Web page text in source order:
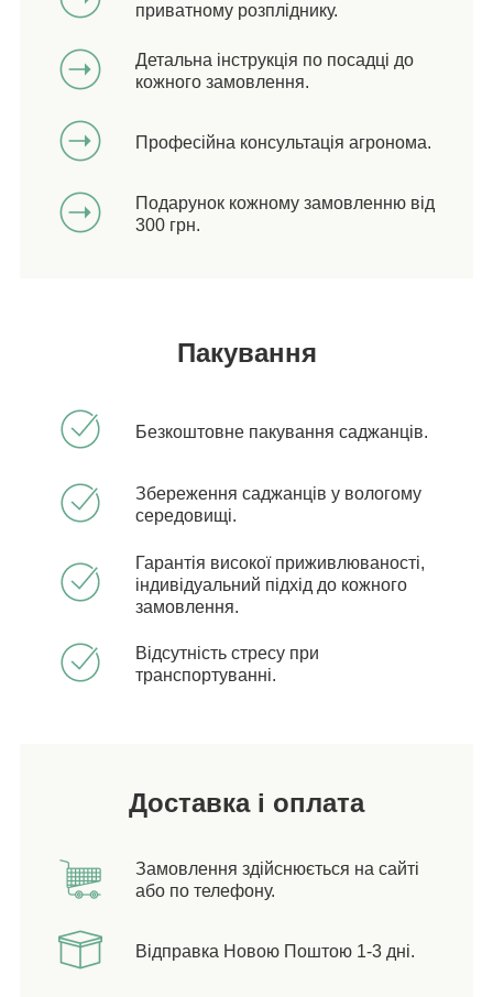
приватному розпліднику.
Детальна інструкція по посадці до
кожного замовлення.
Професійна консультація агронома.
Подарунок кожному замовленню від
300 грн.
Пакування
Безкоштовне пакування саджанців.
Збереження саджанців у вологому
середовищі.
Гарантія високої приживлюваності,
індивідуальний підхід до кожного
замовлення.
Відсутність стресу при
транспортуванні.
Доставка і оплата
Замовлення здійснюється на сайті
або по телефону.
Відправка Новою Поштою 1-3 дні.